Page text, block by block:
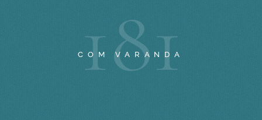
181
COM VARANDA